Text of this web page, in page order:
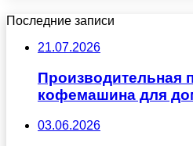
Последние записи
21.07.2026
Производительная
кофемашина для
03.06.2026